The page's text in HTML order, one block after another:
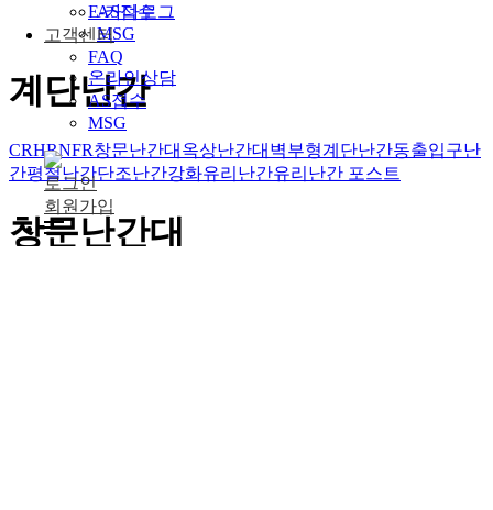
E-카다로그
고객센터
FAQ
온라인상담
AS접수
MSG
로그인
회원가입
AS접수
MSG
계단난간
CRHRNFR창문난간대 옥상난간대 벽부형계단난간동출입구난
간평철난간단조난간강화유리난간유리난간 포스트
창문난간대